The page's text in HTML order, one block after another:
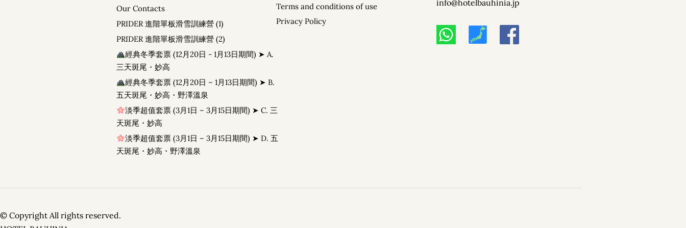
Our Contacts
PRIDER 進階單板滑雪訓練營 (1)
PRIDER 進階單板滑雪訓練營 (2)
經典冬季套票 (12月20日 - 1月13日期間) ➤ A.
三天斑尾・妙高
經典冬季套票 (12月20日 – 1月13日期間) ➤ B.
五天斑尾・妙高・野澤溫泉
淡季超值套票 (3月1日 – 3月15日期間) ➤ C. 三
天斑尾・妙高
淡季超值套票 (3月1日 – 3月15日期間) ➤ D. 五
天斑尾・妙高・野澤溫泉
Terms and conditions of use
Privacy Policy
info@hotelbauhinia.jp
© Copyright All rights reserved.
經典冬季套票 (12月20日 - 1月13日期間) ➤ A. 三天斑尾・妙高
經典冬季套票 (12月20日 – 1月13日期間) ➤ B. 五天斑尾・妙高・野澤溫泉
淡季超值套票 (3月1日 – 3月15日期間) ➤ C. 三天斑尾・妙高
淡季超值套票 (3月1日 – 3月15日期間) ➤ D. 五天斑尾・妙高・野澤溫泉